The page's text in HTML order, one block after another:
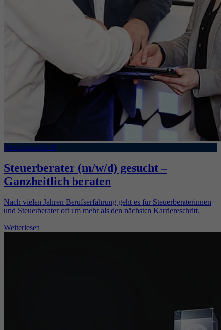
#teammetschkoll
Steuerberater (m/w/d) gesucht –
Ganzheitlich beraten
Nach vielen Jahren Berufserfahrung geht es für Steuerberaterinnen
und Steuerberater oft um mehr als den nächsten Karriereschritt.
Weiterlesen